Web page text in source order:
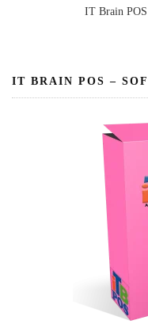
IT Brain
IT BRAIN POS –